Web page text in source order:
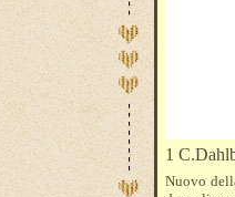
1
Nuovo